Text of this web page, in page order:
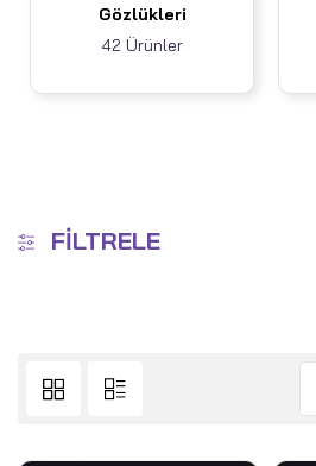
Gözlükleri
42 Ürünler
FILTRELE